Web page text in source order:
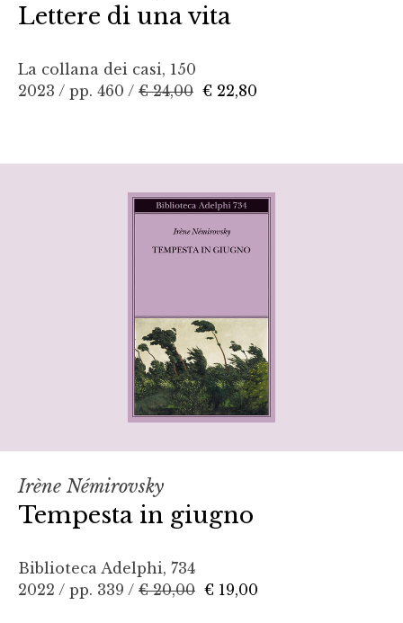
Lettere di una vita
La collana dei casi, 150
2023 / pp. 460 / € 24,00 € 22,80
Irène Némirovsky
Tempesta in giugno
Biblioteca Adelphi, 734
2022 / pp. 339 / € 20,00 € 19,00